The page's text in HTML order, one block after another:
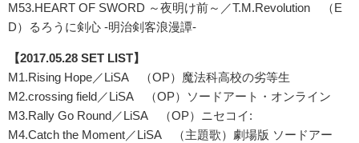
M53.HEART OF SWORD ～夜明け前～／T.M.Revolution （E
D）るろうに剣心 -明治剣客浪漫譚-
【2017.05.28 SET LIST】
M1.Rising Hope／LiSA （OP）魔法科高校の劣等生
M2.crossing field／LiSA （OP）ソードアート・オンライン
M3.Rally Go Round／LiSA （OP）ニセコイ:
M4.Catch the Moment／LiSA （主題歌）劇場版 ソードアー